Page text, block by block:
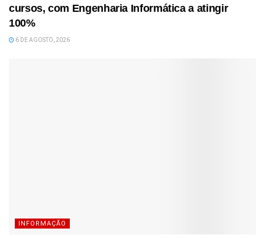
cursos, com Engenharia Informática a atingir
100%
6 DE AGOSTO, 2026
INFORMAÇÃO